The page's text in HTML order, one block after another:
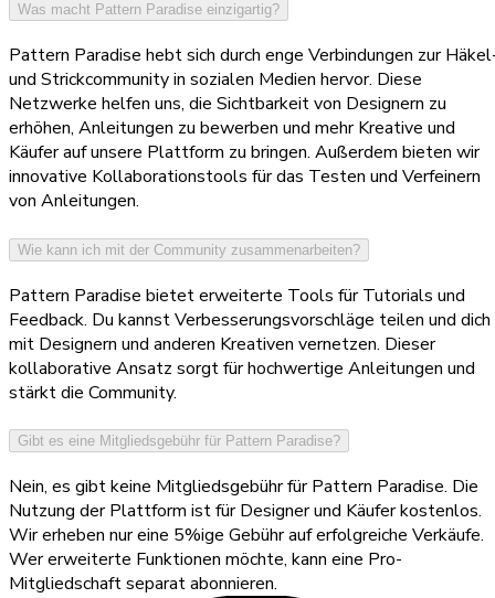
Was macht Pattern Paradise einzigartig?
Pattern Paradise hebt sich durch enge Verbindungen zur
und Strickcommunity in sozialen Medien hervor. Diese
Netzwerke helfen uns, die Sichtbarkeit von Designern zu
erhöhen, Anleitungen zu bewerben und mehr Kreative und
Käufer auf unsere Plattform zu bringen. Außerdem bieten wir
innovative Kollaborationstools für das Testen und Verfeinern
von Anleitungen.
Wie kann ich mit der Community zusammenarbeiten?
Pattern Paradise bietet erweiterte Tools für Tutorials und
Feedback. Du kannst Verbesserungsvorschläge teilen und dich
mit Designern und anderen Kreativen vernetzen. Dieser
kollaborative Ansatz sorgt für hochwertige Anleitungen und
stärkt die Community.
Gibt es eine Mitgliedsgebühr für Pattern Paradise?
Nein, es gibt keine Mitgliedsgebühr für Pattern Paradise. Die
Nutzung der Plattform ist für Designer und Käufer kostenlos.
Wir erheben nur eine 5%ige Gebühr auf erfolgreiche Verkäufe.
Wer erweiterte Funktionen möchte, kann eine Pro-
Mitgliedschaft separat abonnieren.